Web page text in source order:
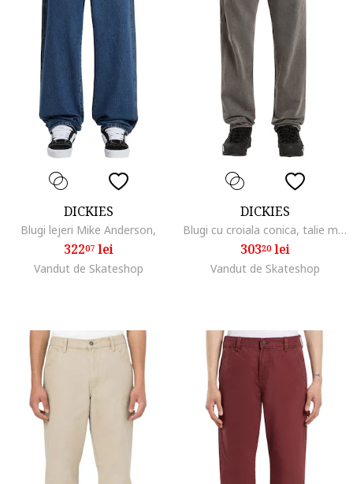
DICKIES
Blugi lejeri Mike Anderson,
32207lei
Vandut de Skateshop
DICKIES
Blugi cu croiala conica, talie medie si fermoar
30320lei
Vandut de Skateshop